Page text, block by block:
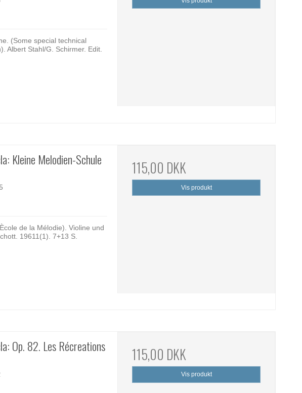
(Some special technical
Albert Stahl/G. Schirmer. Edit.
Kleine Melodien-Schule
de la Mélodie). Violine und
19611(1). 7+13 S.
115,00 DKK
Vis produkt
Op. 82. Les Récreations
115,00 DKK
Vis produkt